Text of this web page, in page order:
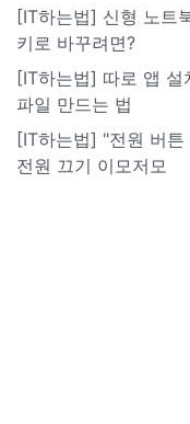
[IT하는법] 신형 노트
키로 바꾸려면?
[IT하는법] 따로 앱
파일 만드는 법
[IT하는법] "전원 버튼
전원 끄기 이모저모